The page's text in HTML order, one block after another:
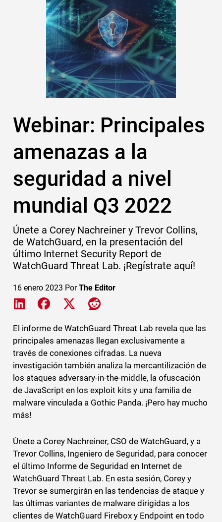
Webinar: Principales
amenazas a la
seguridad a nivel
mundial Q3 2022
Únete a Corey Nachreiner y Trevor Collins,
de WatchGuard, en la presentación del
último Internet Security Report de
WatchGuard Threat Lab. ¡Regístrate aquí!
16 enero 2023 PorThe Editor
Share on LinkedIn
Share on Facebook
Share on XShare on Reddit
El informe de WatchGuard Threat Lab revela que las
principales amenazas llegan exclusivamente a
través de conexiones cifradas. La nueva
investigación también analiza la mercantilización de
los ataques adversary-in-the-middle, la ofuscación
de JavaScript en los exploit kits y una familia de
malware vinculada a Gothic Panda. ¡Pero hay mucho
más!
Únete a Corey Nachreiner, CSO de WatchGuard, y a
Trevor Collins, Ingeniero de Seguridad, para conocer
el último Informe de Seguridad en Internet de
WatchGuard Threat Lab. En esta sesión, Corey y
Trevor se sumergirán en las tendencias de ataque y
las últimas variantes de malware dirigidas a los
clientes de WatchGuard Firebox y Endpoint en todo